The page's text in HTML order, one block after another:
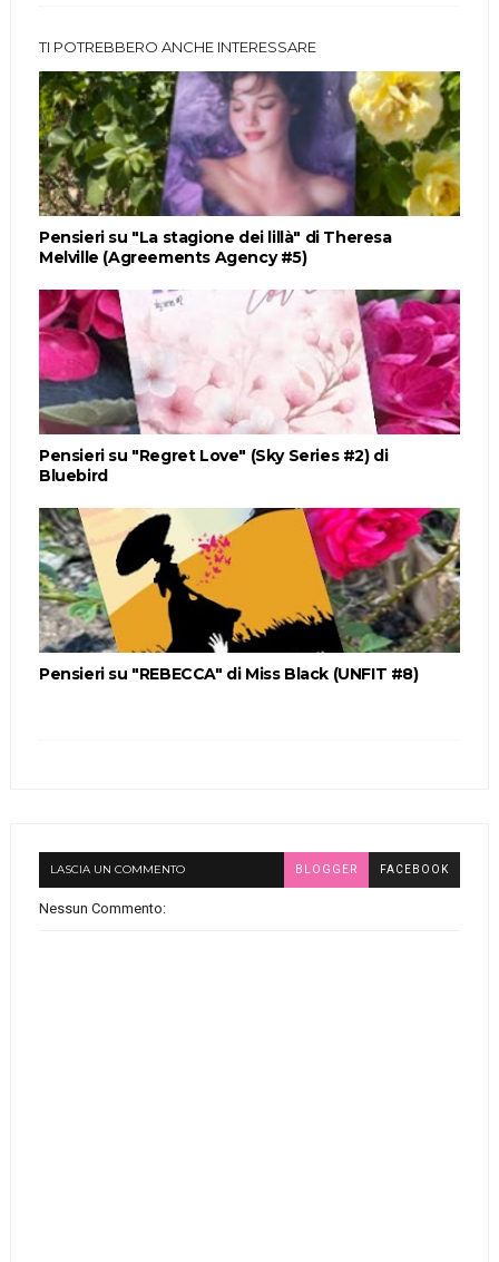
TI POTREBBERO ANCHE INTERESSARE
Pensieri su "La stagione dei lillà" di Theresa
Melville (Agreements Agency #5)
Pensieri su "Regret Love" (Sky Series #2) di
Bluebird
Pensieri su "REBECCA" di Miss Black (UNFIT #8)
LASCIA UN COMMENTO BLOGGER FACEBOOK
Nessun Commento: